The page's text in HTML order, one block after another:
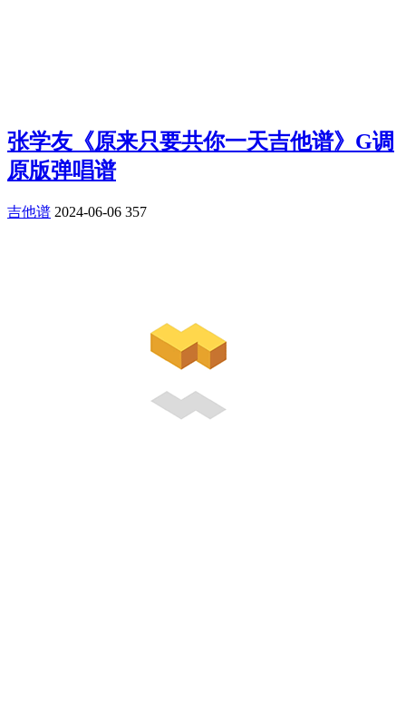
张学友《原来只要共你一天吉他谱》G调
原版弹唱谱
吉他谱 2024-06-06 357